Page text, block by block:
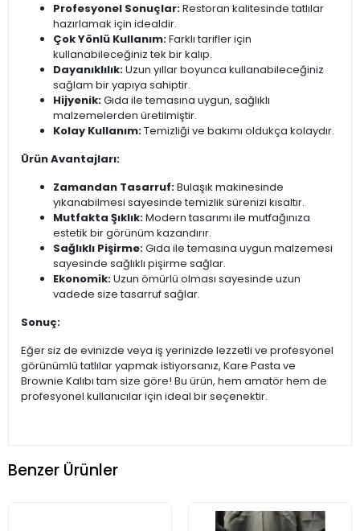
Profesyonel Sonuçlar:Restoran kalitesinde tatlılar
hazırlamak için idealdir.
Çok Yönlü Kullanım:Farklı tarifler için
kullanabileceğiniz tek bir kalıp.
Dayanıklılık:Uzun yıllar boyunca kullanabileceğiniz
sağlam bir yapıya sahiptir.
Hijyenik:Gıda ile temasına uygun, sağlıklı
malzemelerden üretilmiştir.
Kolay Kullanım:Temizliği ve bakımı oldukça kolaydır.
Ürün Avantajları:
Zamandan Tasarruf:Bulaşık makinesinde
yıkanabilmesi sayesinde temizlik sürenizi kısaltır.
Mutfakta Şıklık:Modern tasarımı ile mutfağınıza
estetik bir görünüm kazandırır.
Sağlıklı Pişirme:Gıda ile temasına uygun malzemesi
sayesinde sağlıklı pişirme sağlar.
Ekonomik:Uzun ömürlü olması sayesinde uzun
vadede size tasarruf sağlar.
Sonuç:
Eğer siz de evinizde veya iş yerinizde lezzetli ve profesyonel
görünümlü tatlılar yapmak istiyorsanız, Kare Pasta ve
Brownie Kalıbı tam size göre! Bu ürün, hem amatör hem de
profesyonel kullanıcılar için ideal bir seçenektir.
Benzer Ürünler